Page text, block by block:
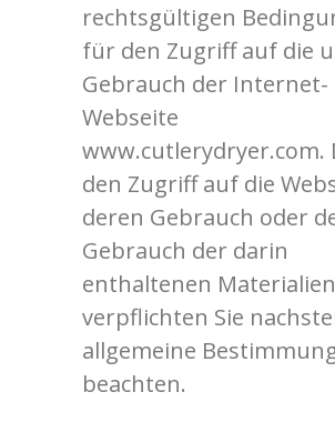
rechtsgültigen
für den Zugriff auf die
Gebrauch der Internet-
Webseite
www.cutlerydryer.com.
den Zugriff auf die
deren Gebrauch oder
Gebrauch der darin
enthaltenen
verpflichten Sie
allgemeine
beachten.